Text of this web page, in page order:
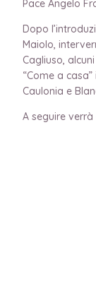
Pace Angelo
Dopo
Maiolo,
Cagliuso,
“Come a
Caulonia e
A seguire